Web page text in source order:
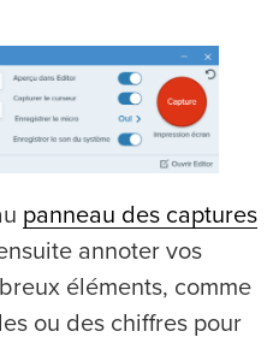
panneau des captures
annoter vos
éléments, comme
ou des chiffres pour